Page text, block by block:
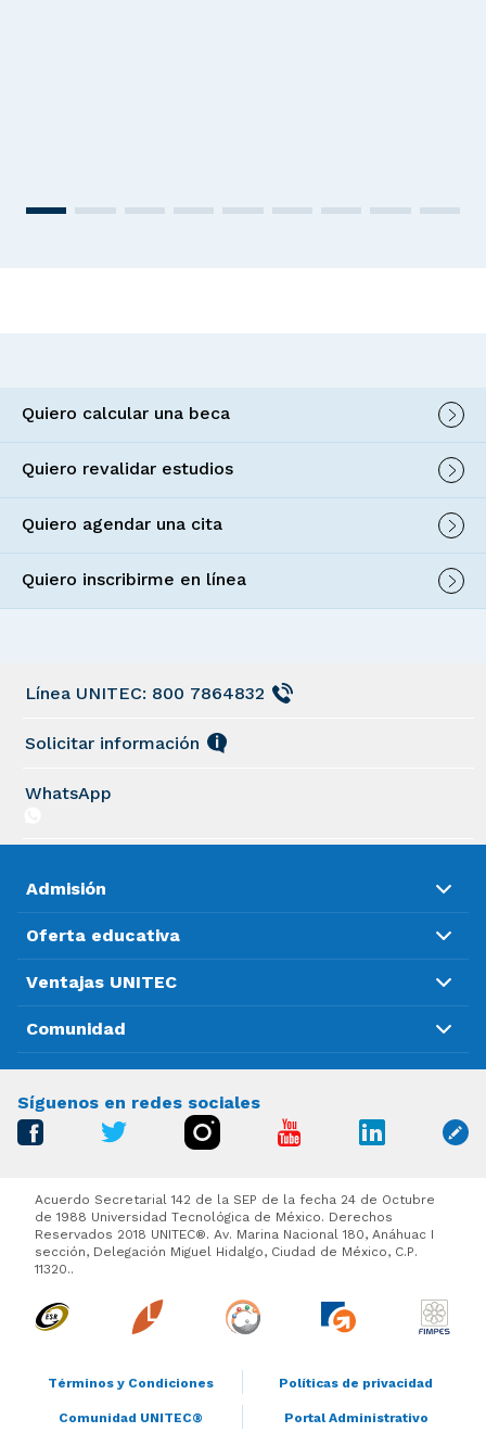
Quiero calcular una beca
Quiero revalidar estudios
Quiero agendar una cita
Quiero inscribirme en línea
Línea UNITEC: 800 7864832
Solicitar información
WhatsApp
Admisión
Oferta educativa
Ventajas UNITEC
Comunidad
Síguenos en redes sociales
Términos y Condiciones Políticas de privacidad
Comunidad UNITEC® Portal Administrativo
Acuerdo Secretarial 142 de la SEP de la fecha 24 de Octubre
de 1988 Universidad Tecnológica de México. Derechos
Reservados 2018 UNITEC®. Av. Marina Nacional 180, Anáhuac I
sección, Delegación Miguel Hidalgo, Ciudad de México, C.P.
11320..